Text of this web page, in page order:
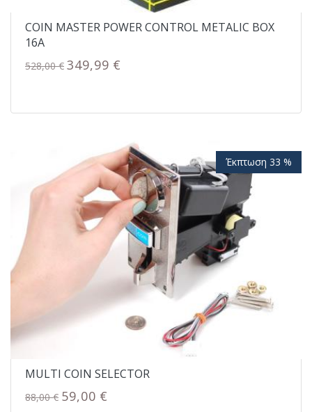
COIN MASTER POWER CONTROL METALIC BOX
16A
528,00 € 349,99 €
Έκπτωση 33 %
MULTI COIN SELECTOR
88,00 € 59,00 €